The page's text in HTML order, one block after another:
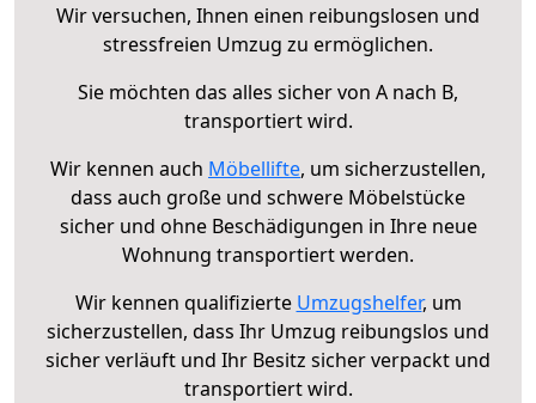
Wir versuchen, Ihnen einen reibungslosen und
stressfreien Umzug zu ermöglichen.
Sie möchten das alles sicher von A nach B,
transportiert wird.
Wir kennen auch Möbellifte, um sicherzustellen,
dass auch große und schwere Möbelstücke
sicher und ohne Beschädigungen in Ihre neue
Wohnung transportiert werden.
Wir kennen qualifizierte Umzugshelfer, um
sicherzustellen, dass Ihr Umzug reibungslos und
sicher verläuft und Ihr Besitz sicher verpackt und
transportiert wird.